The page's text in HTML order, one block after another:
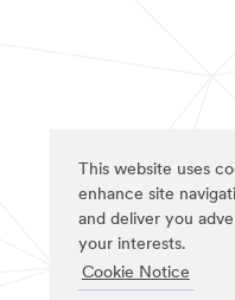
This website uses
enhance site
and deliver you
your interests.
Cookie Notice